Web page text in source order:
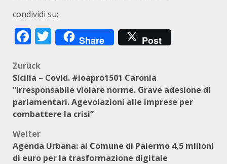
condividi su:
Facebook
Twitter
Share Post
Beitragsnavigation
Zurück
Sicilia – Covid. #ioapro1501 Caronia
“Irresponsabile violare norme. Grave adesione di
parlamentari. Agevolazioni alle imprese per
combattere la crisi”
Weiter
Agenda Urbana: al Comune di Palermo 4,5 milioni
di euro per la trasformazione digitale